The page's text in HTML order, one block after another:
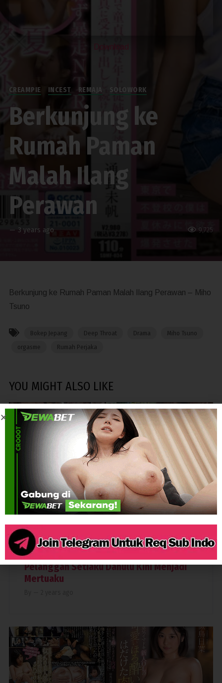
9,725
CREAMPIE INCEST REMAJA SOLOWORK
Berkunjung ke
Rumah Paman
Malah Ilang
Perawan
— 3 years ago
Berkunjung ke Rumah Paman Malah Ilang Perawan – Miho
Tsuno
Bokep Jepang Deep Throat Drama
Miho Tsuno
orgasme
Rumah Perjaka
YOU MIGHT ALSO LIKE
6,188
CREAMPIE CUCKOLD IBU RUMAH TANGGA
MERTUA
TOGE
Pelanggan Setiaku Dahulu Kini Menjadi
Mertuaku